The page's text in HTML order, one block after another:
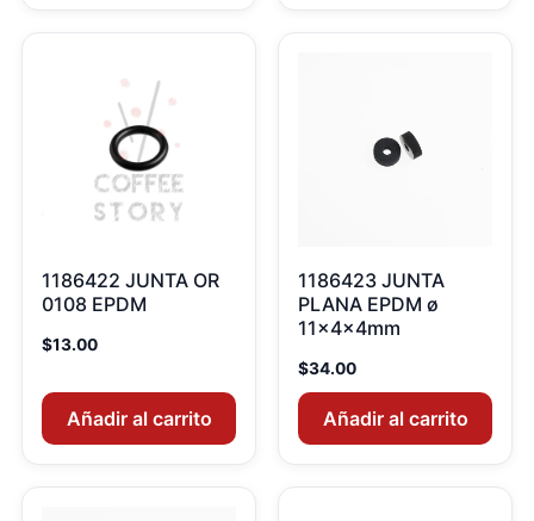
1186422 JUNTA OR
0108 EPDM
$13.00
Añadir al carrito
1186423 JUNTA
PLANA EPDM ø
11x4x4mm
$34.00
Añadir al carrito